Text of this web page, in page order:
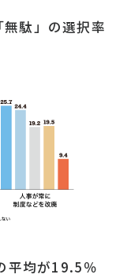
無駄」の選択率
平均が19.5％